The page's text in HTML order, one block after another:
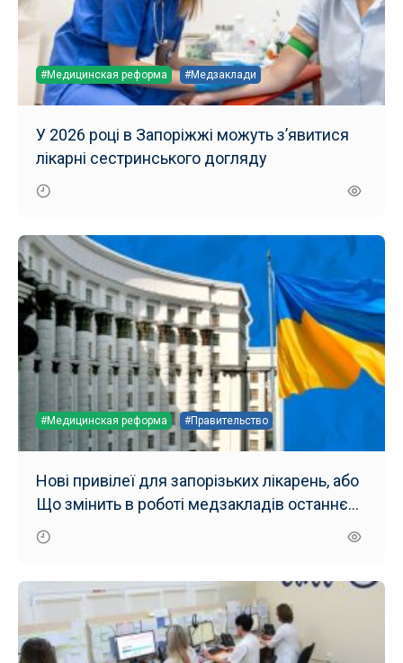
#Медицинская реформа #Медзаклади
У 2026 році в Запоріжжі можуть з’явитися
лікарні сестринського догляду
#Медицинская реформа #Правительство
Нові привілеї для запорізьких лікарень, або
Що змінить в роботі медзакладів останнє
рішення уряду